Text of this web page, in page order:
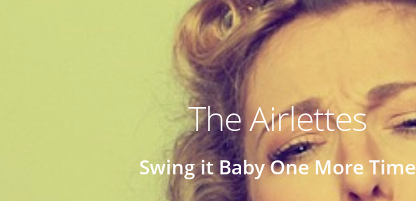
The Airlettes
Swing it Baby One More Time